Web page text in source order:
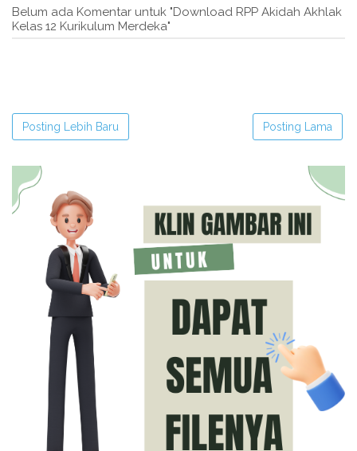
Belum ada Komentar untuk "Download RPP Akidah Akhlak
Kelas 12 Kurikulum Merdeka"
Posting Lebih Baru Posting Lama